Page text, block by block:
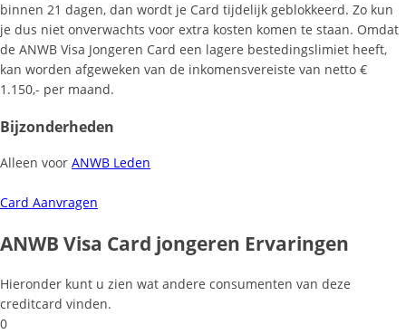
binnen 21 dagen, dan wordt je Card tijdelijk geblokkeerd. Zo kun
je dus niet onverwachts voor extra kosten komen te staan. Omdat
de ANWB Visa Jongeren Card een lagere bestedingslimiet heeft,
kan worden afgeweken van de inkomensvereiste van netto €
1.150,- per maand.
Bijzonderheden
Alleen voor ANWB Leden
Card Aanvragen
ANWB Visa Card jongeren Ervaringen
Hieronder kunt u zien wat andere consumenten van deze
creditcard vinden.
0